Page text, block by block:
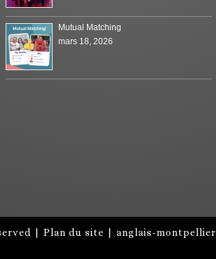
Mutual Matching
mars 18, 2026
| Plan du site anglais-montpellier